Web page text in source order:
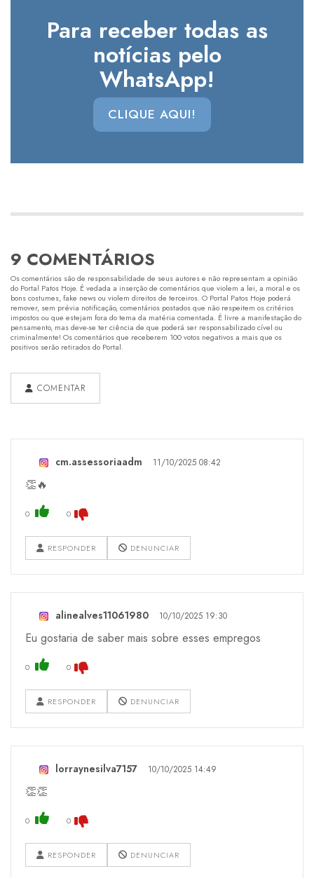
Para receber todas as
notícias pelo
WhatsApp!
CLIQUE AQUI!
9 COMENTÁRIOS
Os comentários são de responsabilidade de seus autores e não representam a opinião
do Portal Patos Hoje. É vedada a inserção de comentários que violem a lei, a moral e os
bons costumes, fake news ou violem direitos de terceiros. O Portal Patos Hoje poderá
remover, sem prévia notificação, comentários postados que não respeitem os critérios
impostos ou que estejam fora do tema da matéria comentada. É livre a manifestação do
pensamento, mas deve-se ter ciência de que poderá ser responsabilizado cível ou
criminalmente! Os comentários que receberem 100 votos negativos a mais que os
positivos serão retirados do Portal.
COMENTAR
cm.assessoriaadm 11/10/2025 08:42
👏🔥
0 0
RESPONDER DENUNCIAR
alinealves11061980 10/10/2025 19:30
Eu gostaria de saber mais sobre esses empregos
0 0
RESPONDER DENUNCIAR
lorraynesilva7157 10/10/2025 14:49
👏👏
0 0
RESPONDER DENUNCIAR